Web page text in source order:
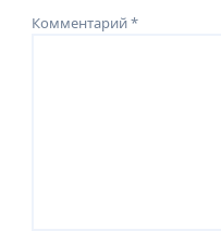
Комментарий*